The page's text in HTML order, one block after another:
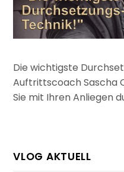
Die wichtigste
Auftrittscoach Sascha
Sie mit Ihren Anliegen
VLOG AKTUELL